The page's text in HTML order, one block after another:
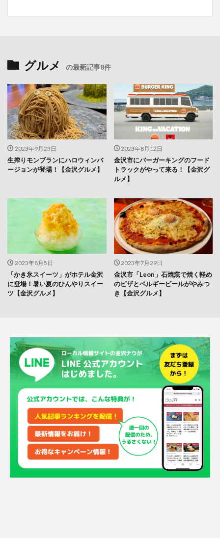
グルメ の最新記事8件
2023年9月23日
生搾りモンブランにハロウィンバ
ージョンが登場！【金沢グルメ】
2023年8月12日
金沢市にバーガーキングのフード
トラックがやって来る！【金沢グ
ルメ】
2023年8月5日
「かき氷スイーツ」がホテル金沢
に登場！暑い夏のひんやりスイー
ツ【金沢グルメ】
2023年7月29日
金沢市「Leon」石焼窯で焼く軽め
のピザとベルギービールがやみつ
き【金沢グルメ】